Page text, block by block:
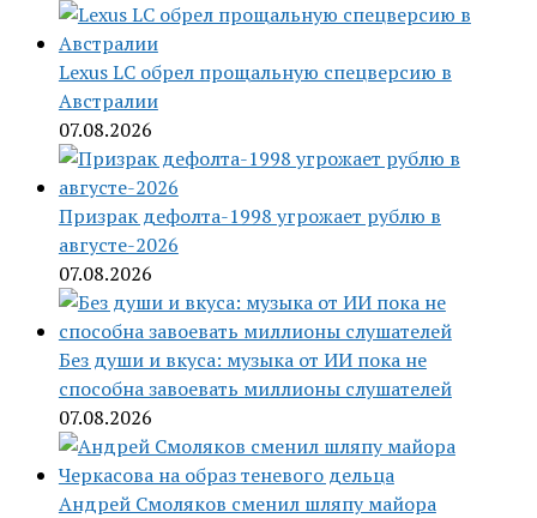
Lexus LC обрел прощальную спецверсию в
Австралии
07.08.2026
Призрак дефолта-1998 угрожает рублю в
августе-2026
07.08.2026
Без души и вкуса: музыка от ИИ пока не
способна завоевать миллионы слушателей
07.08.2026
Андрей Смоляков сменил шляпу майора